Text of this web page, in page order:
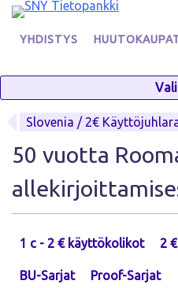
Skip
contentYHDISTYS
Slovenia / 2€
50 vuotta
1 c - 2 € käyttökolikot 2
BU-Sarjat Proof-Sarjat